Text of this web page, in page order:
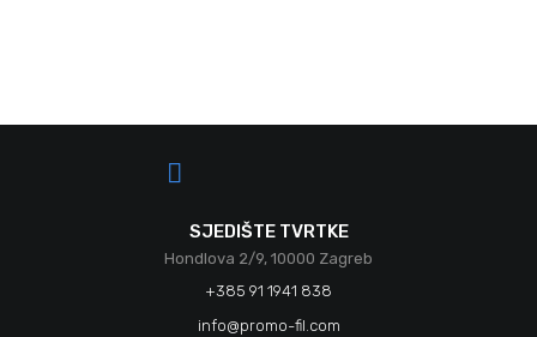
SJEDIŠTE TVRTKE
Hondlova 2/9, 10000 Zagreb
+385 91 1941 838
info@promo-fil.com